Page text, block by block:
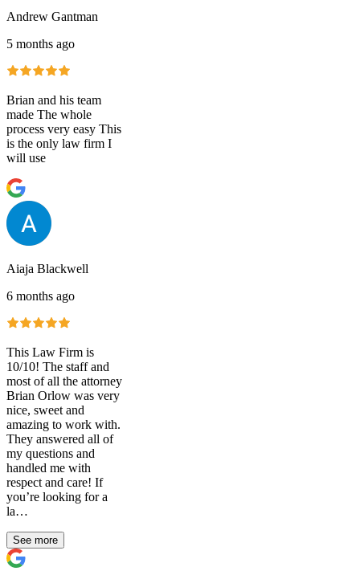
Andrew Gantman
5 months ago
Brian and his team
made The whole
process very easy This
is the only law firm I
will use
Aiaja Blackwell
6 months ago
This Law Firm is
10/10! The staff and
most of all the attorney
Brian Orlow was very
nice, sweet and
amazing to work with.
They answered all of
my questions and
handled me with
respect and care! If
you’re looking for a
la…
See more